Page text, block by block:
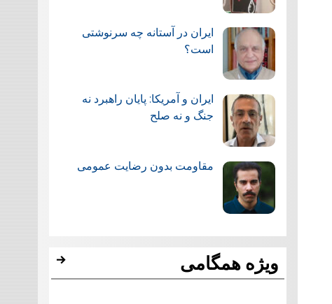
ایران در آستانه چه سرنوشتی
است؟
ایران و آمریکا: پایان راهبرد نه
جنگ و نه صلح
مقاومت بدون رضایت عمومی
ویژه همگامی